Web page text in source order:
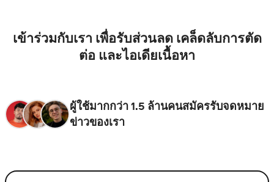
เข้าร่วมกับเรา เพื่อรับส่วนลด เคล็ดลับการตัด
ต่อ และไอเดียเนื้อหา
ผู้ใช้มากกว่า 1.5 ล้านคนสมัครรับจดหมาย
ข่าวของเรา